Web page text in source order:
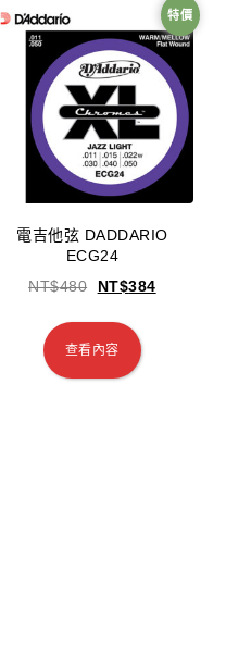
特價
電吉他弦 DADDARIO
ECG24
NT$480 NT$384
查看內容